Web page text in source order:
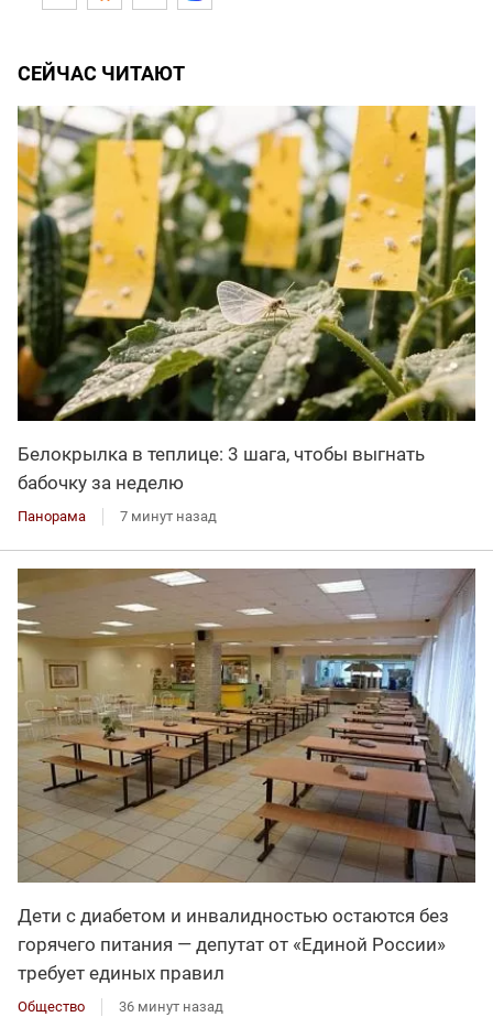
СЕЙЧАС ЧИТАЮТ
Белокрылка в теплице: 3 шага, чтобы выгнать
бабочку за неделю
Панорама 7 минут назад
Дети с диабетом и инвалидностью остаются без
горячего питания — депутат от «Единой России»
требует единых правил
Общество 36 минут назад